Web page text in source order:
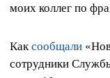
моих коллег по
Каксообщали
сотрудники